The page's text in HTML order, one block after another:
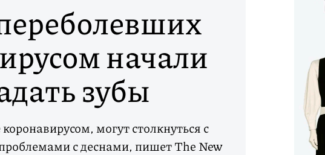
начали
зубы
могут столкнуться с
с деснами, пишет The New